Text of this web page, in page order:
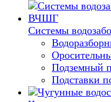
Системы
Подземный
Подставки